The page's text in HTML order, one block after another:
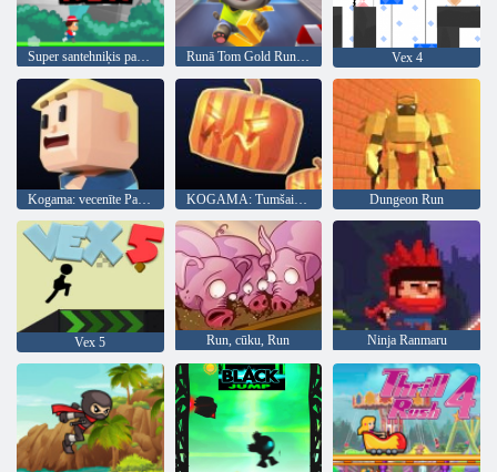
Super santehniķis palaist Runā Tom Gold Run Online Vex 4
Kogama: vecenīte Parkour KOGAMA: Tumšais parkour Dungeon Run
Vex 5 Run, cūku, Run Ninja Ranmaru